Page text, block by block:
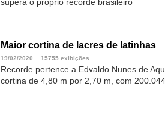
supera o próprio recorde brasileiro
Maior cortina de lacres de latinhas
19/02/2020 15755 exibições
Recorde pertence a Edvaldo Nunes de
cortina de 4,80 m por 2,70 m, com